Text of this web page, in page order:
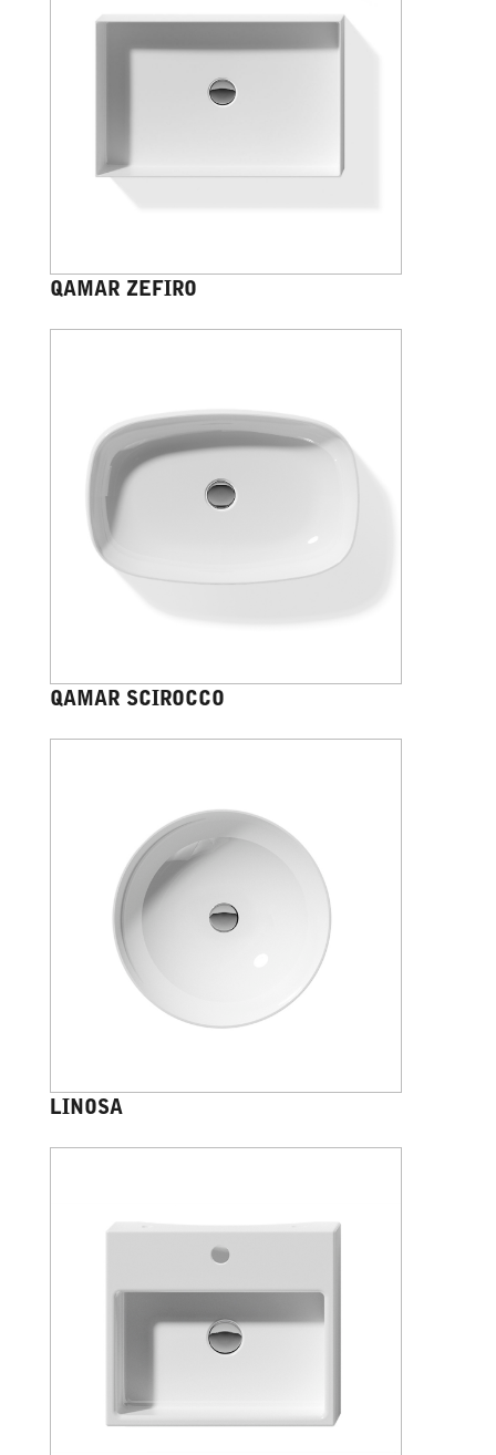
QAMAR ZEFIRO
QAMAR SCIROCCO
LINOSA